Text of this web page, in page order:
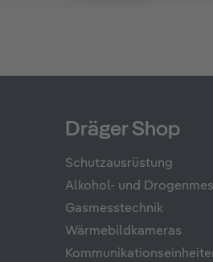
Dräger Shop
Schutzausrüstung
Alkohol- und
Gasmesstechnik
Wärmebildkameras